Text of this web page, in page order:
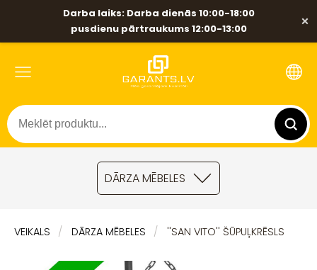
Darba laiks: Darba dienās 10:00-18:00
pusdienu pārtraukums 12:00-13:00
×
DĀRZA MĒBELES
VEIKALS DĀRZA MĒBELES ''SAN VITO'' ŠŪPUĻKRĒSLS